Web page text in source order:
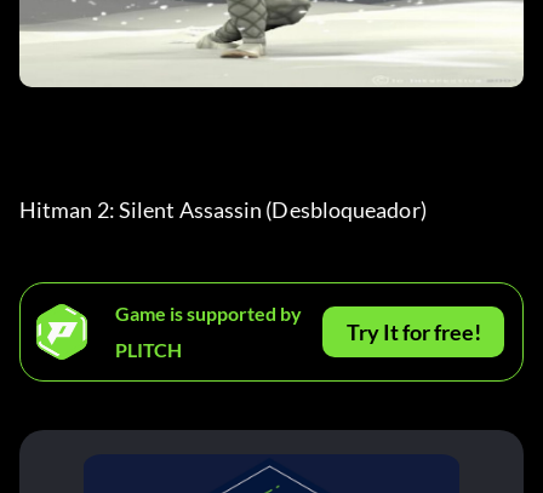
Hitman 2: Silent Assassin (Desbloqueador)
Game is supported by
PLITCH
Try It for free!